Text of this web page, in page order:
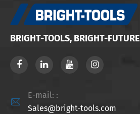
BRIGHT-TOOLS, BRIGHT-FUTURE

E-mail: :
Sales@bright-tools.com